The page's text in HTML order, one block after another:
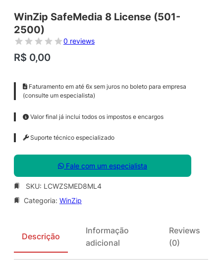
WinZip SafeMedia 8 License (501-
2500)
0 reviews
R$ 0,00
Faturamento em até 6x sem juros no boleto para empresa
(consulte um especialista)
Valor final já inclui todos os impostos e encargos
Suporte técnico especializado
Fale com um especialista
SKU: LCWZSMED8ML4
Categoria: WinZip
Descrição
Informação
adicional
Reviews
(0)